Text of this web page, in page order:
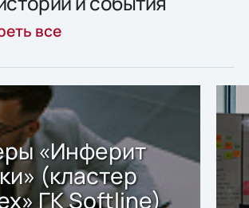
все
«Инферит
(кластер
ГК Softline)